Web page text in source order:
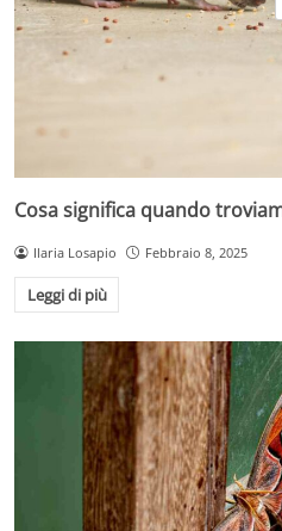
Cosa significa quando
Ilaria Losapio Febbraio 8, 2025
Leggi di più